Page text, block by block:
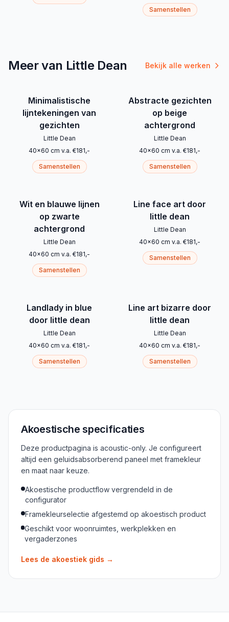
Samenstellen
Meer van Little Dean Bekijk alle werken
Minimalistische
lijntekeningen van
gezichten
Little Dean
40x60 cm v.a. €181,-
Samenstellen
Abstracte gezichten
op beige
achtergrond
Little Dean
40x60 cm v.a. €181,-
Samenstellen
Wit en blauwe lijnen
op zwarte
achtergrond
Little Dean
40x60 cm v.a. €181,-
Samenstellen
Line face art door
little dean
Little Dean
40x60 cm v.a. €181,-
Samenstellen
Landlady in blue
door little dean
Little Dean
40x60 cm v.a. €181,-
Samenstellen
Line art bizarre door
little dean
Little Dean
40x60 cm v.a. €181,-
Samenstellen
Akoestische specificaties
Deze productpagina is acoustic-only. Je configureert
altijd een geluidsabsorberend paneel met framekleur
en maat naar keuze.
Akoestische productflow vergrendeld in de
configurator
Framekleurselectie afgestemd op akoestisch product
Geschikt voor woonruimtes, werkplekken en
vergaderzones
Lees de akoestiek gids →